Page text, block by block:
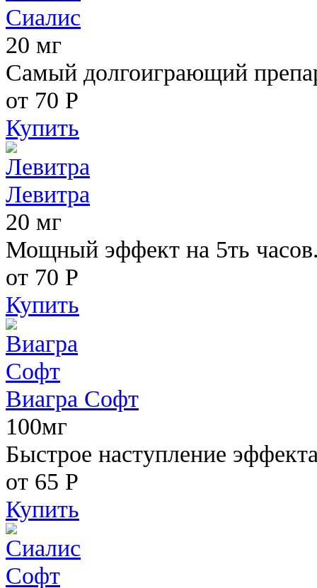
Сиалис
20 мг
Самый долгоиграющий
от 70 Р
Купить
Левитра
20 мг
Мощный эффект на 5ть
от 70 Р
Купить
Виагра Софт
100мг
Быстрое наступление
от 65 Р
Купить